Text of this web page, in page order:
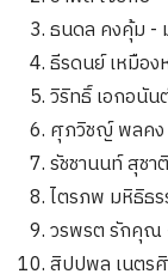
ธนดล คงคุ้ม -
ธีรดนย์ เหมือ
วิริทธิ์ เอกอนัน
ศุภวิชญ์ พลคง
รัชชานนท์ สุช
ไตรภพ มหิธิธ
วรพรต รักคุณ
สิปปพล เนตร